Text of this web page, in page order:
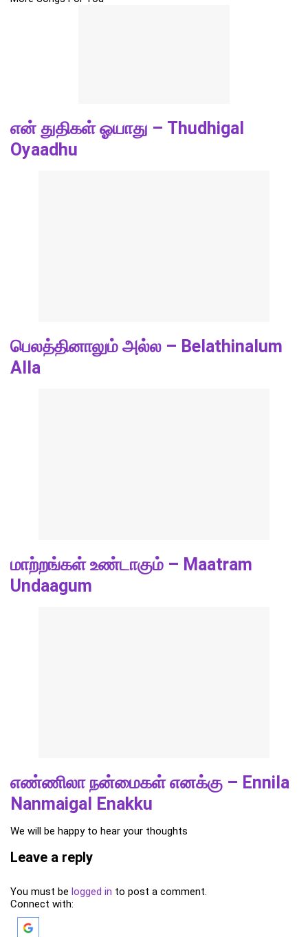
என் துதிகள் ஓயாது – Thudhigal
Oyaadhu
பெலத்தினாலும் அல்ல – Belathinalum
Alla
மாற்றங்கள் உண்டாகும் – Maatram
Undaagum
எண்ணிலா நன்மைகள் எனக்கு – Ennila
Nanmaigal Enakku
We will be happy to hear your thoughts
Leave a reply
You must be logged in to post a comment.
Connect with: